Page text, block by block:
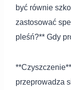
być równie
zastosować
pleśń?** Gdy
przeprowadza